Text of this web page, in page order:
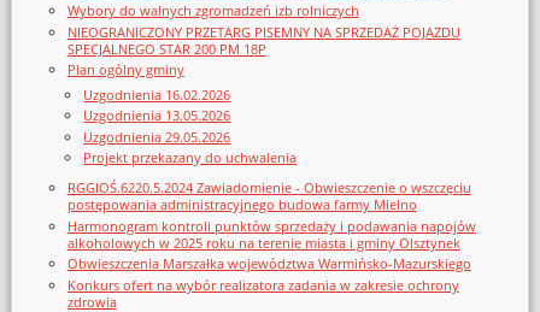
Wybory do walnych zgromadzeń izb rolniczych
NIEOGRANICZONY PRZETARG PISEMNY NA SPRZEDAŻ POJAZDU
SPECJALNEGO STAR 200 PM 18P
Plan ogólny gminy
Uzgodnienia 16.02.2026
Uzgodnienia 13.05.2026
Uzgodnienia 29.05.2026
Projekt przekazany do uchwalenia
RGGIOŚ.6220.5.2024 Zawiadomienie - Obwieszczenie o wszczęciu
postępowania administracyjnego budowa farmy Mielno
Harmonogram kontroli punktów sprzedaży i podawania napojów
alkoholowych w 2025 roku na terenie miasta i gminy Olsztynek
Obwieszczenia Marszałka województwa Warmińsko-Mazurskiego
Konkurs ofert na wybór realizatora zadania w zakresie ochrony
zdrowia